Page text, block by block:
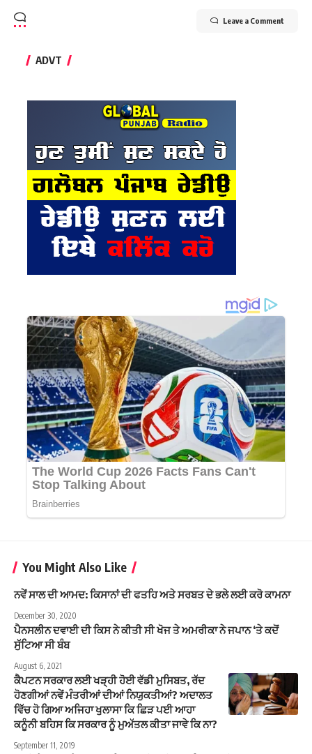
Leave a Comment
ADVT
You Might Also Like
ਨਵੇਂ ਸਾਲ ਦੀ ਆਮਦ: ਕਿਸਾਨਾਂ ਦੀ ਫਤਹਿ ਅਤੇ ਸਰਬਤ ਦੇ ਭਲੇ ਲਈ ਕਰੋ ਕਾਮਨਾ
December 30, 2020
ਪੈਨਸਲੀਨ ਦਵਾਈ ਦੀ ਕਿਸ ਨੇ ਕੀਤੀ ਸੀ ਖੋਜ ਤੇ ਅਮਰੀਕਾ ਨੇ ਜਪਾਨ ‘ਤੇ ਕਦੋਂ
ਸੁੱਟਿਆ ਸੀ ਬੰਬ
August 6, 2021
ਕੈਪਟਨ ਸਰਕਾਰ ਲਈ ਖੜ੍ਹੀ ਹੋਈ ਵੱਡੀ ਮੁਸਿਬਤ, ਰੱਦ
ਹੋਣਗੀਆਂ ਨਵੇਂ ਮੰਤਰੀਆਂ ਦੀਆਂ ਨਿਯੁਕਤੀਆਂ? ਅਦਾਲਤ
ਵਿੱਚ ਹੋ ਗਿਆ ਅਜਿਹਾ ਖੁਲਾਸਾ ਕਿ ਛਿੜ ਪਈ ਆਹਾ
ਕਨੂੰਨੀ ਬਹਿਸ ਕਿ ਸਰਕਾਰ ਨੂੰ ਮੁਅੱਤਲ ਕੀਤਾ ਜਾਵੇ ਕਿ ਨਾ?
September 11, 2019